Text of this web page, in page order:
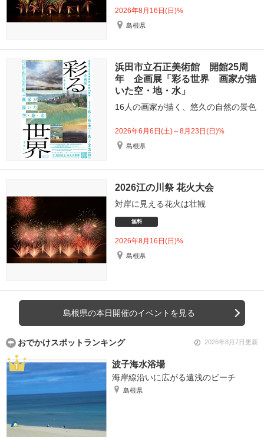
2026年8月16日(日)%
島根県
浜田市立石正美術館 開館25周
年 企画展「彩る世界 画家が描
いた空・地・水」
16人の画家が描く、悠久の自然の景色
2026年6月6日(土)～8月23日(日)%
島根県
2026江の川祭 花火大会
対岸に見える花火は壮観
無料
2026年8月16日(日)%
島根県
島根県の本日開催のイベントを見る
おでかけスポットランキング 2026年8月7日更新
波子海水浴場
海岸線沿いに広がる遠浅のビーチ
島根県